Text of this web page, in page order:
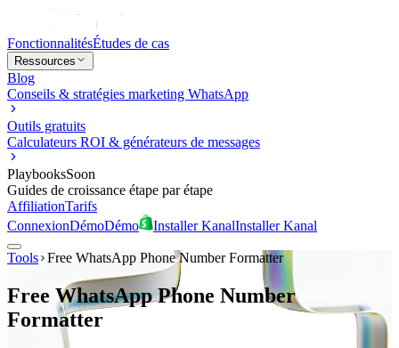
FonctionnalitésÉtudes de cas
Ressources
Blog
Conseils & stratégies marketing WhatsApp
Outils gratuits
Calculateurs ROI & générateurs de messages
PlaybooksSoon
Guides de croissance étape par étape
AffiliationTarifs
ConnexionDémoDémo Installer KanalInstaller Kanal
Tools Free WhatsApp Phone Number Formatter
Free WhatsApp Phone Number
Formatter